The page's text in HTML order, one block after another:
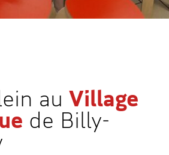
au Village
de Billy-